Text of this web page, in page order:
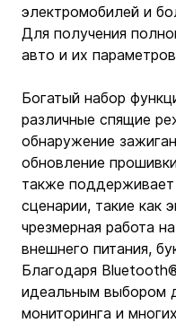
электромобилей и
Для получения
авто и их
Богатый набор
различные спящие
обнаружение
обновление
также
сценарии, такие как
чрезмерная работа
внешнего питания,
Благодаря
идеальным выбором
мониторинга и